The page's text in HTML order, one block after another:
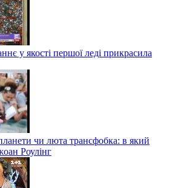
у якості першої леді прикрасила
чи люта трансфобка: в який
Роулінг